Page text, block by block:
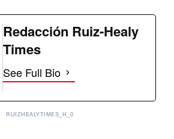
Redacción Ruiz-Healy
Times
See Full Bio
RUIZHEALYTIMES_H_0